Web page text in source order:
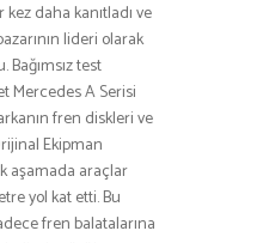
daha kanıtladı ve
lideri olarak
Bağımsız test
Mercedes A Serisi
fren diskleri ve
Ekipman
aşamada araçlar
yol kat etti. Bu
fren balatalarına